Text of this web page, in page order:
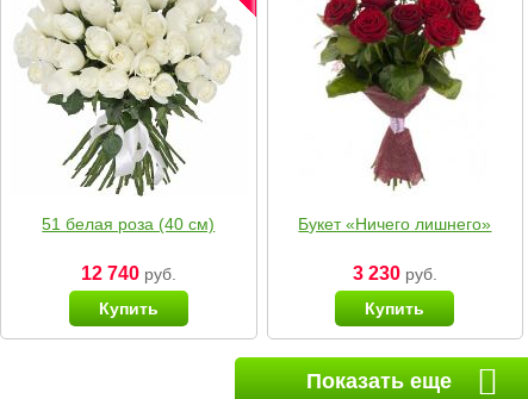
51 белая роза (40 см)
12 740руб.
Купить
Букет «Ничего лишнего»
3 230руб.
Купить
Показать еще